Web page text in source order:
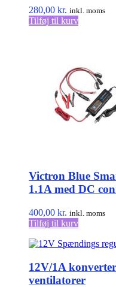
280,00 kr. inkl. moms
Tilføj til kurv
Victron Blue
1.1A med DC
400,00 kr. inkl. moms
Tilføj til kurv
12V/1A
ventilatorer